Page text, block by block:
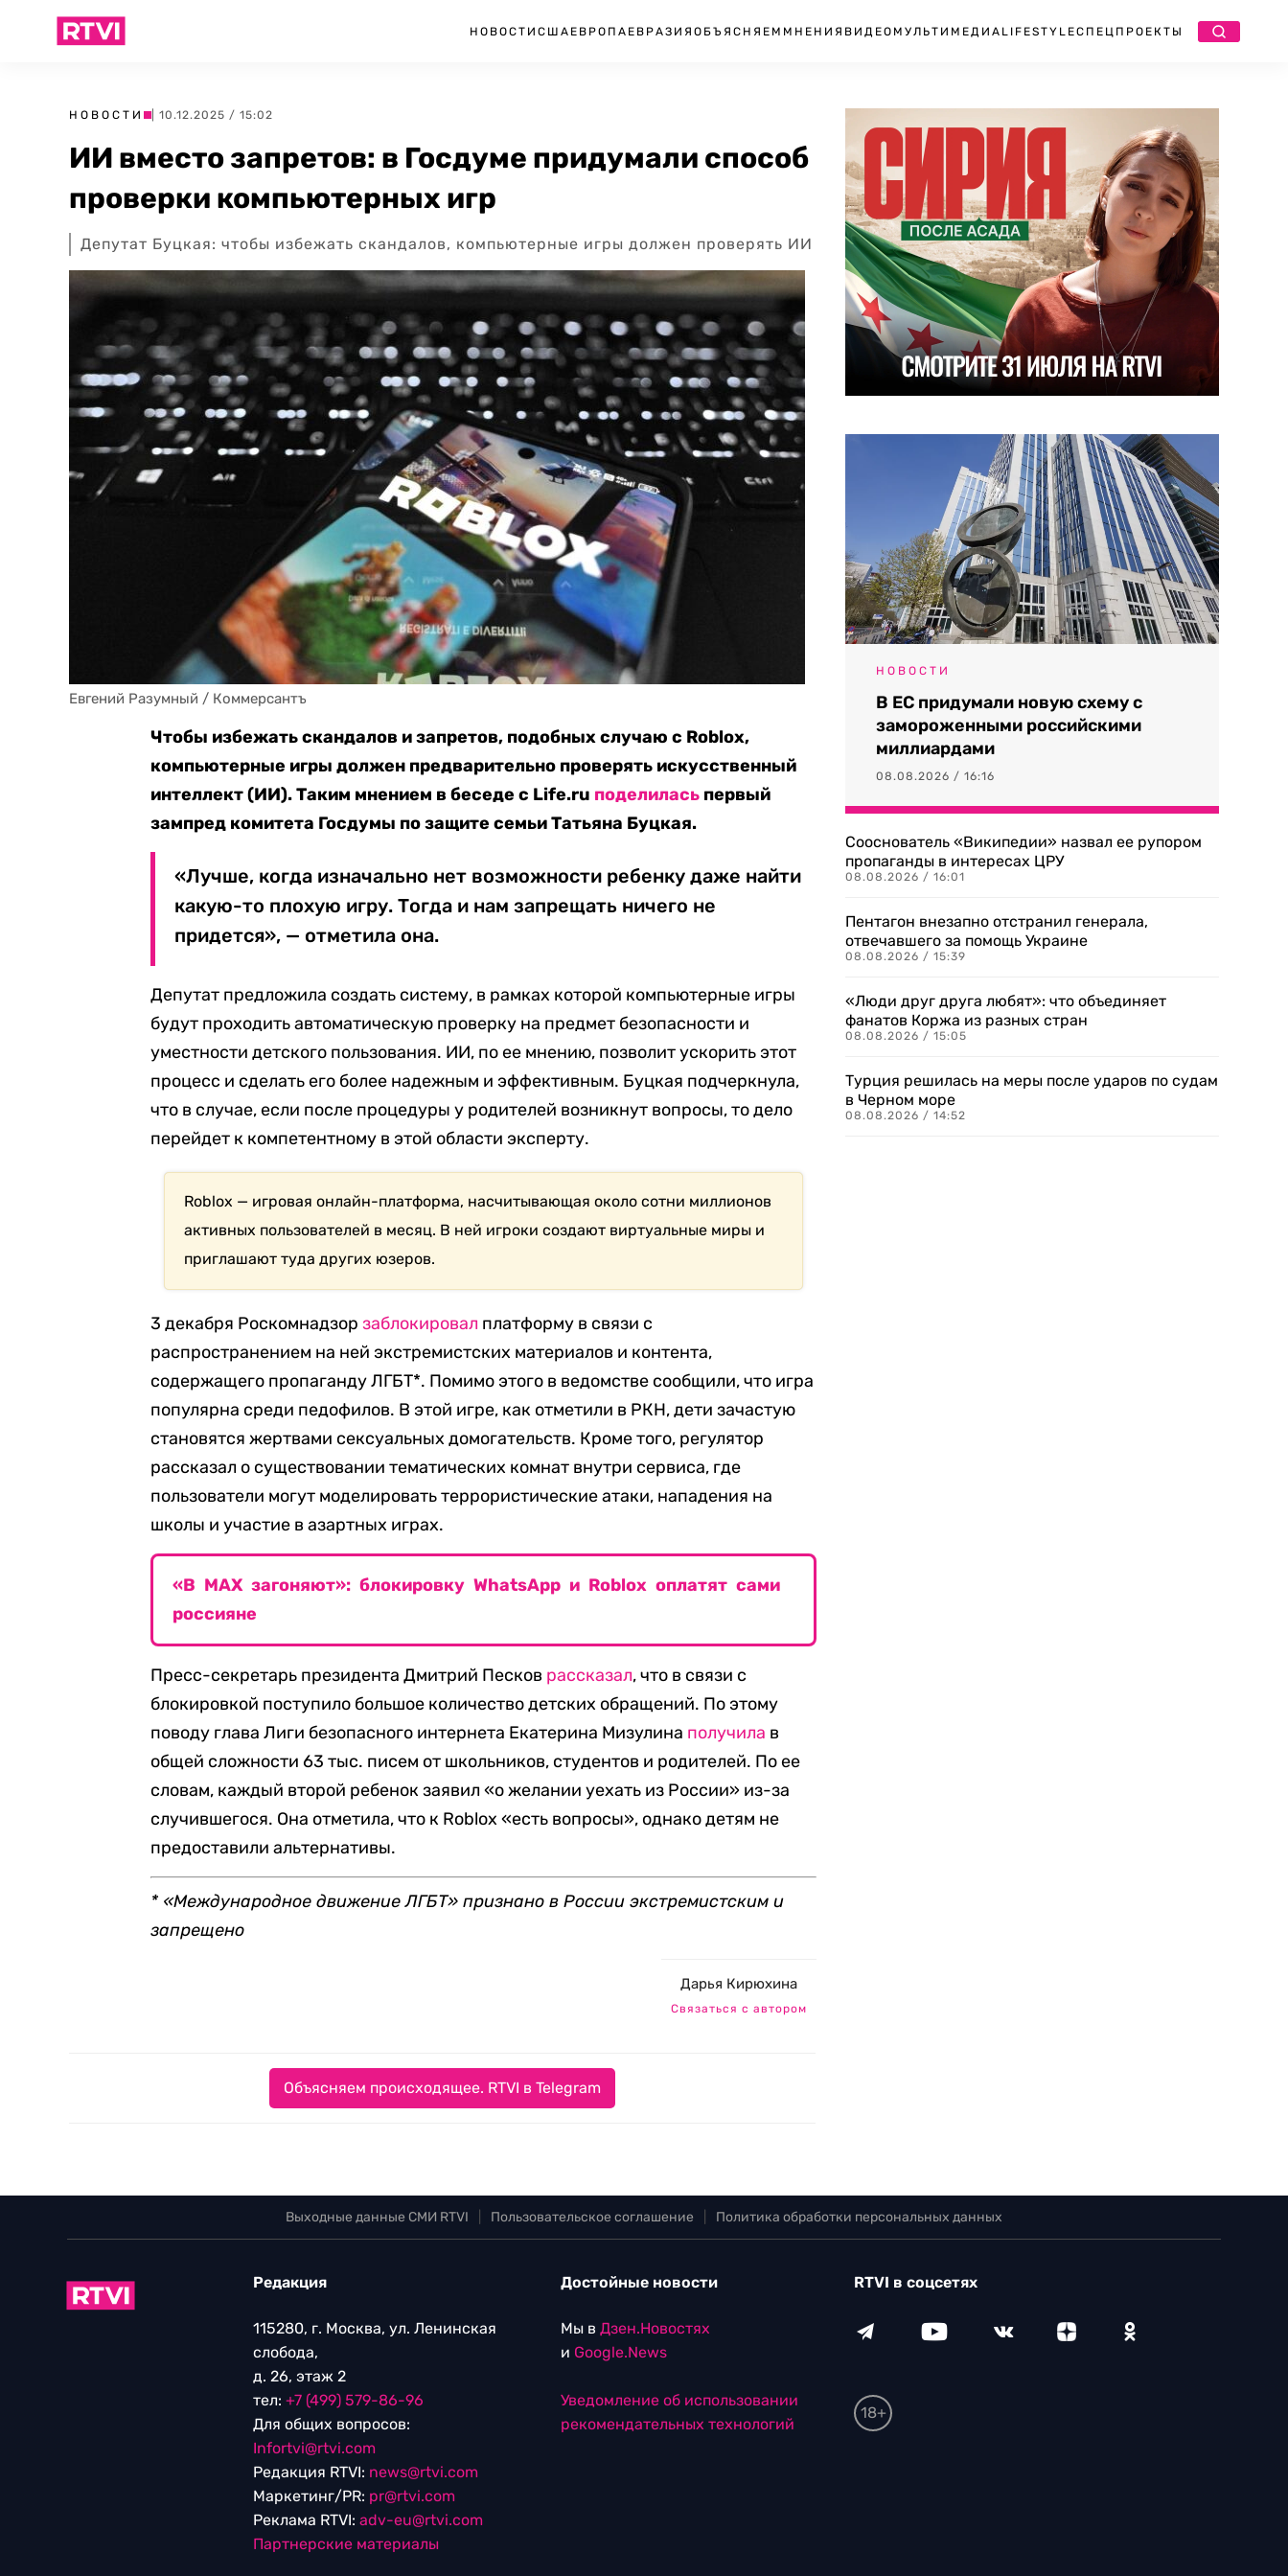
НОВОСТИ США ЕВРОПА ЕВРАЗИЯ ОБЪЯСНЯЕМ МНЕНИЯ ВИДЕО МУЛЬТИМЕДИА LIFESTYLEСПЕЦПРОЕКТЫ
НОВОСТИ | 10.12.2025 / 15:02
ИИ вместо запретов: в Госдуме придумали способ
проверки компьютерных игр
Депутат Буцкая: чтобы избежать скандалов, компьютерные игры должен проверять ИИ
Евгений Разумный / Коммерсантъ
Чтобы избежать скандалов и запретов, подобных случаю с Roblox,
компьютерные игры должен предварительно проверять искусственный
интеллект (ИИ). Таким мнением в беседе с Life.ru поделилась первый
зампред комитета Госдумы по защите семьи Татьяна Буцкая.
«Лучше, когда изначально нет возможности ребенку даже найти
какую-то плохую игру. Тогда и нам запрещать ничего не
придется», — отметила она.
Депутат предложила создать систему, в рамках которой компьютерные игры
будут проходить автоматическую проверку на предмет безопасности и
уместности детского пользования. ИИ, по ее мнению, позволит ускорить этот
процесс и сделать его более надежным и эффективным. Буцкая подчеркнула,
что в случае, если после процедуры у родителей возникнут вопросы, то дело
перейдет к компетентному в этой области эксперту.
Roblox — игровая онлайн-платформа, насчитывающая около сотни миллионов
активных пользователей в месяц. В ней игроки создают виртуальные миры и
приглашают туда других юзеров.
3 декабря Роскомнадзор заблокировал платформу в связи с
распространением на ней экстремистских материалов и контента,
содержащего пропаганду ЛГБТ*. Помимо этого в ведомстве сообщили, что игра
популярна среди педофилов. В этой игре, как отметили в РКН, дети зачастую
становятся жертвами сексуальных домогательств. Кроме того, регулятор
рассказал о существовании тематических комнат внутри сервиса, где
пользователи могут моделировать террористические атаки, нападения на
школы и участие в азартных играх.
«В МAX загоняют»: блокировку WhatsApp и Roblox оплатят сами
россияне
Пресс-секретарь президента Дмитрий Песков рассказал, что в связи с
блокировкой поступило большое количество детских обращений. По этому
поводу глава Лиги безопасного интернета Екатерина Мизулина получила в
общей сложности 63 тыс. писем от школьников, студентов и родителей. По ее
словам, каждый второй ребенок заявил «о желании уехать из России» из-за
случившегося. Она отметила, что к Roblox «есть вопросы», однако детям не
предоставили альтернативы.
* «Международное движение ЛГБТ» признано в России экстремистским и
запрещено
Дарья Кирюхина
Связаться с автором
Объясняем происходящее. RTVI в Telegram
НОВОСТИ
В ЕС придумали новую схему с
замороженными российскими
миллиардами
08.08.2026 / 16:16
Сооснователь «Википедии» назвал ее рупором
пропаганды в интересах ЦРУ
08.08.2026 / 16:01
Пентагон внезапно отстранил генерала,
отвечавшего за помощь Украине
08.08.2026 / 15:39
«Люди друг друга любят»: что объединяет
фанатов Коржа из разных стран
08.08.2026 / 15:05
Турция решилась на меры после ударов по судам
в Черном море
08.08.2026 / 14:52
Выходные данные СМИ RTVI Пользовательское соглашение Политика обработки персональных данных
Редакция
115280, г. Москва, ул. Ленинская
слобода,
д. 26, этаж 2
тел: +7 (499) 579-86-96
Для общих вопросов:
Infortvi@rtvi.com
Редакция RTVI: news@rtvi.com
Маркетинг/PR: pr@rtvi.com
Реклама RTVI: adv-eu@rtvi.com
Партнерские материалы
Достойные новости
Мы в Дзен.Новостях
и Google.News
Уведомление об использовании
рекомендательных технологий
RTVI в соцсетях
18+